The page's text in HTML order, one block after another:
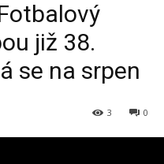
již 38.
se na srpen
0
3